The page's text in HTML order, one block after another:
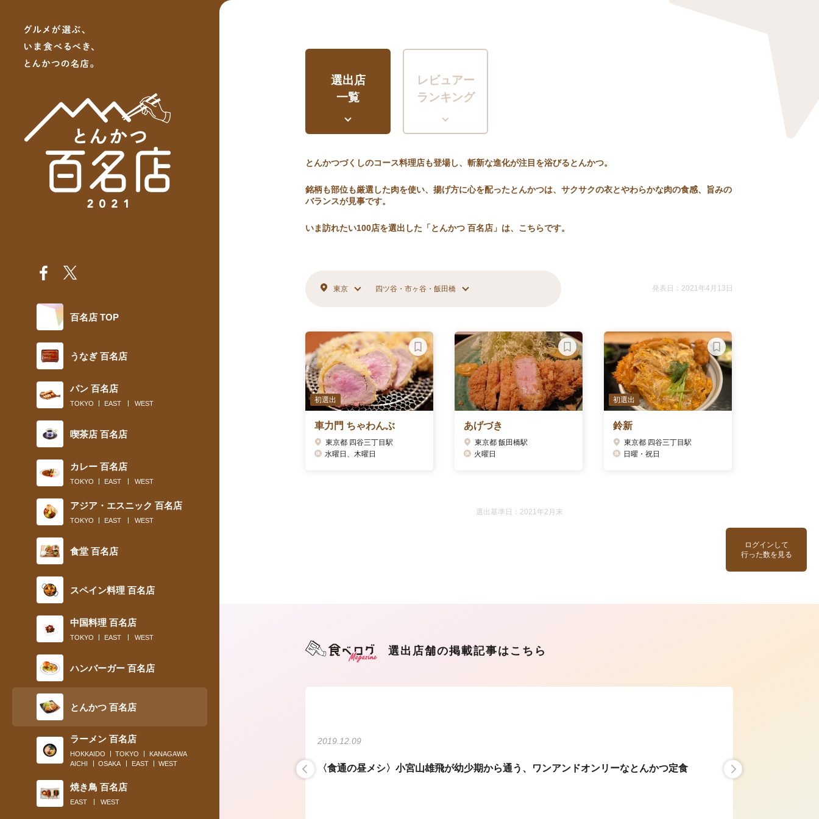
百名店 TOP
うなぎ 百名店
パン 百名店
TOKYO EAST WEST
喫茶店 百名店
カレー 百名店
TOKYO EAST WEST
アジア・エスニック 百名店
TOKYO EAST WEST
食堂 百名店
スペイン料理 百名店
中国料理 百名店
TOKYO EAST WEST
ハンバーガー 百名店
とんかつ 百名店
ラーメン 百名店
HOKKAIDO TOKYO
KANAGAWA
AICHI
OSAKA EAST WEST
焼き鳥 百名店
EAST WEST
選出店
一覧
レビュアー
ランキング
とんかつづくしのコース料理店も登場し、斬新な進化が注目を浴びるとんかつ。
銘柄も部位も厳選した肉を使い、揚げ方に心を配ったとんかつは、サクサクの衣とやわらかな肉の食感、旨みの
バランスが見事です。
いま訪れたい100店を選出した「とんかつ 百名店」は、こちらです。
東京 四ツ谷・市ヶ谷・飯田橋 発表日：2021年4月13日
初選出
車力門 ちゃわんぶ
東京都 四谷三丁目駅
水曜日、木曜日
あげづき
東京都 飯田橋駅
火曜日
初選出
鈴新
東京都 四谷三丁目駅
日曜・祝日
選出基準日：2021年2月末
ログインして
行った数を見る
選出店舗の掲載記事はこちら
たちの胃袋を刺激した味トップ５
2019.12.09
〈食通の昼メシ〉小宮山雄飛が幼少期から通う、ワンアンドオンリーなとんかつ定食